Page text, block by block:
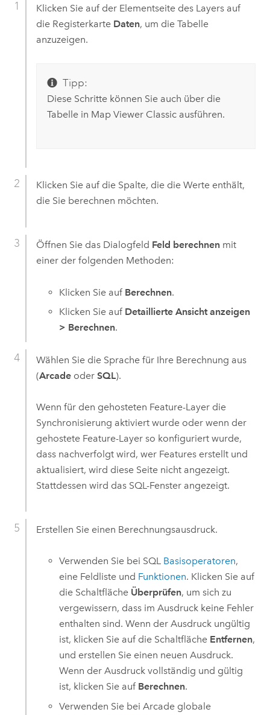
Klicken Sie auf der Elementseite des Layers auf
die Registerkarte Daten, um die Tabelle
anzuzeigen.
Tipp:
Diese Schritte können Sie auch über die
Tabelle in Map Viewer Classicausführen.
Klicken Sie auf die Spalte, die die Werte enthält,
die Sie berechnen möchten.
Öffnen Sie das Dialogfeld Feld berechnenmit
einer der folgenden Methoden:
Klicken Sie auf Berechnen.
Klicken Sie auf Detaillierte Ansicht anzeigen
> Berechnen.
Wählen Sie die Sprache für Ihre Berechnung aus
(Arcadeoder SQL).
Wenn für den gehosteten Feature-Layer die
Synchronisierung aktiviert wurde oder wenn der
gehostete Feature-Layer so konfiguriert wurde,
dass nachverfolgt wird, wer Features erstellt und
aktualisiert, wird diese Seite nicht angezeigt.
Stattdessen wird das SQL-Fenster angezeigt.
Erstellen Sie einen Berechnungsausdruck.
Verwenden Sie bei SQL Basisoperatoren,
eine Feldliste und Funktionen. Klicken Sie auf
die Schaltfläche Überprüfen, um sich zu
vergewissern, dass im Ausdruck keine Fehler
enthalten sind. Wenn der Ausdruck ungültig
ist, klicken Sie auf die Schaltfläche Entfernen,
und erstellen Sie einen neuen Ausdruck.
Wenn der Ausdruck vollständig und gültig
ist, klicken Sie auf Berechnen.
Verwenden Sie beiArcade globale